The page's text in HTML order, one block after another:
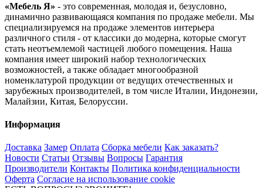
«Мебель Я» - это современная, молодая и, безусловно,
динамично развивающаяся компания по продаже мебели. Мы
специализируемся на продаже элементов интерьера
различного стиля - от классики до модерна, которые смогут
стать неотъемлемой частицей любого помещения. Наша
компания имеет широкий набор технологических
возможностей, а также обладает многообразной
номенклатурой продукции от ведущих отечественных и
зарубежных производителей, в том числе Италии, Индонезии,
Малайзии, Китая, Белоруссии.
Информация
Доставка Замер Оплата Сборка мебели Как заказать?
Новости Статьи Отзывы Вопросы Гарантия
Производители Контакты Политика конфиденциальности
Оферта Согласие на использование cookie